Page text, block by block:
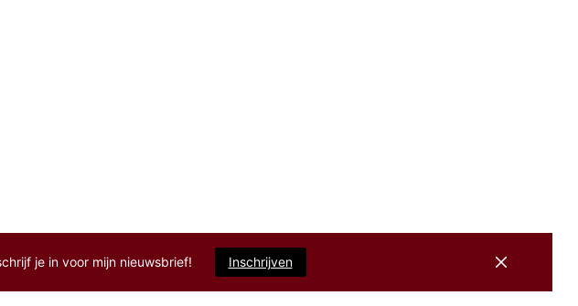
je in voor mijn nieuwsbrief! Inschrijven